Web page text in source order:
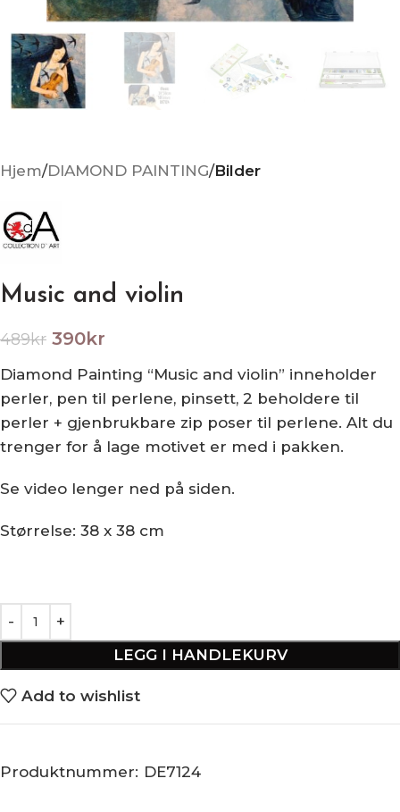
Hjem DIAMOND PAINTING Bilder
Music and violin
489kr 390kr
Diamond Painting “Music and violin” inneholder
perler, pen til perlene, pinsett, 2 beholdere til
perler + gjenbrukbare zip poser til perlene. Alt du
trenger for å lage motivet er med i pakken.
Se video lenger ned på siden.
Størrelse: 38 x 38 cm
LEGG I HANDLEKURV
Add to wishlist
Produktnummer: DE7124